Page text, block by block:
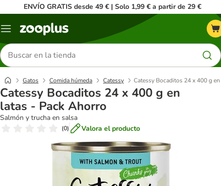
ENVÍO GRATIS desde 49 € | Solo 1,99 € a partir de 29 €
Menú
Buscar
productos
Gatos Comida húmeda Catessy Catessy Bocaditos 24 x 400 g
Catessy Bocaditos 24 x 400 g en
latas - Pack Ahorro
Salmón y trucha en salsa
(0) Valora el producto